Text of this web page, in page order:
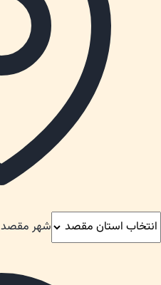
شهر مقصد